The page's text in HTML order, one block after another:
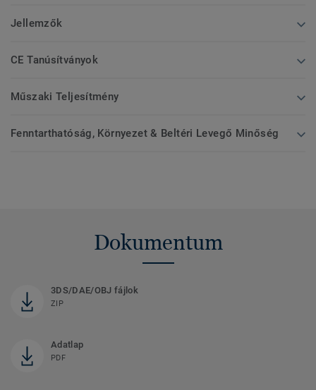
Jellemzők
CE Tanúsítványok
Műszaki Teljesítmény
Fenntarthatóság, Környezet & Beltéri Levegő Minőség
Dokumentum
3DS/DAE/OBJ fájlok
ZIP
Adatlap
PDF